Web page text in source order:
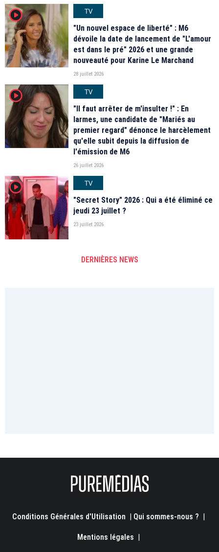
player2
TV
"Un nouvel espace de liberté" : M6
dévoile la date de lancement de "L'amour
est dans le pré" 2026 et une grande
nouveauté pour Karine Le Marchand
28 juillet 2026
player2
TV
"Il faut arrêter de m'insulter !" : En
larmes, une candidate de "Mariés au
premier regard" dénonce le harcèlement
qu'elle subit depuis la diffusion de
l'émission de M6
26 juillet 2026
player2
TV
"Secret Story" 2026 : Qui a été éliminé ce
jeudi 23 juillet ?
23 juillet 2026
DERNIÈRES NEWS
Conditions Générales d'Utilisation Qui sommes-nous ?
Mentions légales